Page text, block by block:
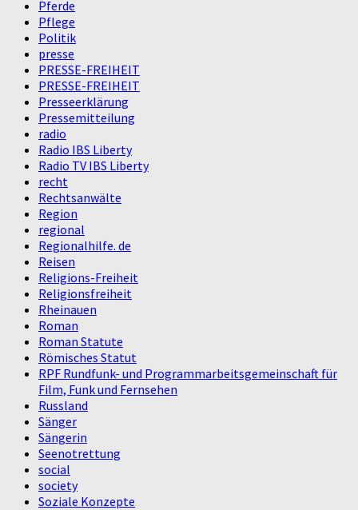
Pferde
Pflege
Politik
presse
PRESSE-FREIHEIT
PRESSE-FREIHEIT
Presseerklärung
Pressemitteilung
radio
Radio IBS Liberty
Radio TV IBS Liberty
recht
Rechtsanwälte
Region
regional
Regionalhilfe. de
Reisen
Religions-Freiheit
Religionsfreiheit
Rheinauen
Roman
Roman Statute
Römisches Statut
RPF Rundfunk- und Programmarbeitsgemeinschaft für
Film, Funk und Fernsehen
Russland
Sänger
Sängerin
Seenotrettung
social
society
Soziale Konzepte